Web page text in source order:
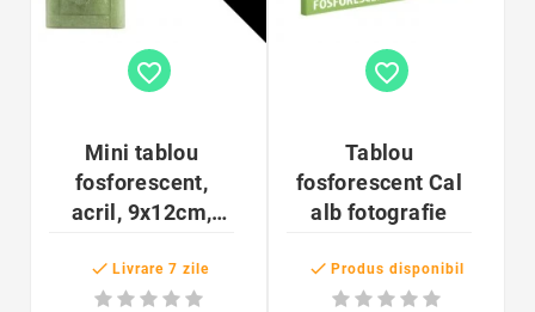
favorite_border
Mini tablou
fosforescent,
acril, 9x12cm,
Familia
 Livrare 7 zile
favorite_border
Tablou
fosforescent Cal
alb fotografie
 Produs disponibil